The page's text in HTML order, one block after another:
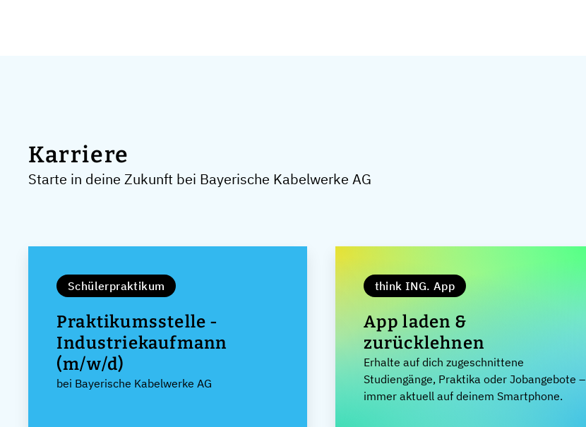
Karriere
Starte in deine Zukunft bei Bayerische Kabelwerke AG
Schülerpraktikum
Praktikumsstelle -
Industriekaufmann
(m/w/d)
bei Bayerische Kabelwerke AG
think ING. App
App laden &
zurücklehnen
Erhalte auf dich zugeschnittene
Studiengänge, Praktika oder Jobangebote –
immer aktuell auf deinem Smartphone.